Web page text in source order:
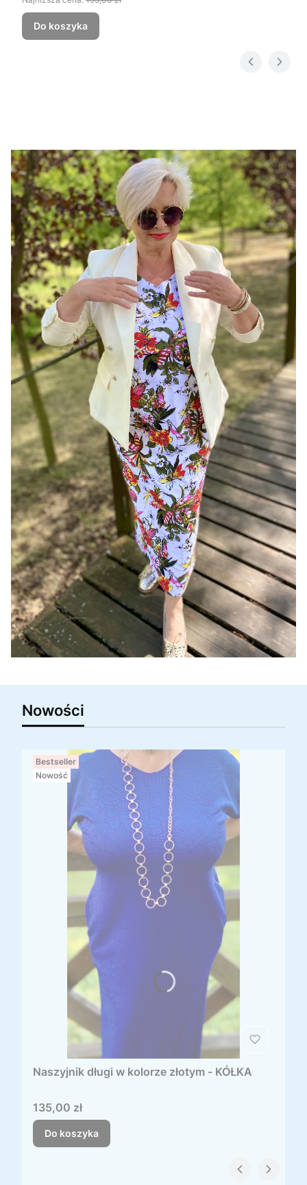
Do koszyka
Nowości
Bestseller
Nowość
Naszyjnik długi w kolorze złotym - KÓŁKA
Cena
135,00 zł
Do koszyka